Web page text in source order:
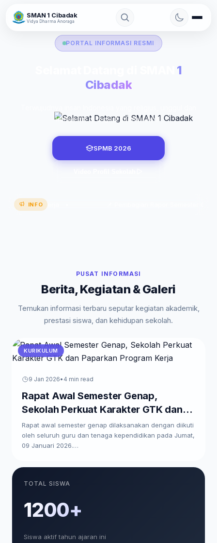
SMAN 1 Cibadak
Vidya Dharma Anoraga
PORTAL INFORMASI RESMI
1
Cibadak
kompetitif di tingkat Internasional.
SPMB 2026
INFO
Kerja •
PUSAT INFORMASI
Berita, Kegiatan & Galeri
Temukan informasi terbaru seputar kegiatan akademik,
prestasi siswa, dan kehidupan sekolah.
KURIKULUM
9 Jan 2026• 4 min read
Rapat Awal Semester Genap,
Sekolah Perkuat Karakter GTK dan
Paparkan Program Kerja
Rapat awal semester genap dilaksanakan dengan diikuti
oleh seluruh guru dan tenaga kependidikan pada Jumat,
09 Januari 2026.…
TOTAL SISWA
1200+
Siswa aktif tahun ajaran ini